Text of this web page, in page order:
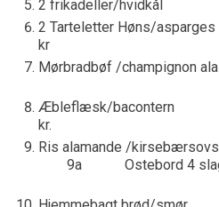
2
2 Tarteletter
kr
Mørbradbøf /
Æbleflæsk/
kr.
Ris alamande /
9a Ostebord 4 slags